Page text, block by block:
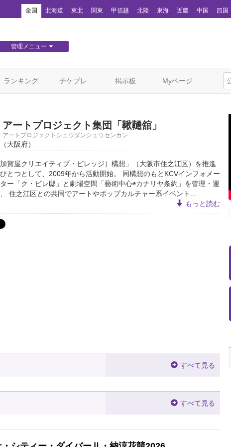
全国 北海道 東北 関東 甲信越 北陸 東海 近畿 中国 四国
管理メニュー
ランキング チケプレ 掲示板 Myページ
アートプロジェクト集団「鞦韆舘」
アートプロジェクトシュウダンシュウセンカン
（大阪府）
賀屋クリエイティブ・ビレッジ）構想」（大阪市住之江区）を推進
とつとして、2009年から活動開始。 同構想のもとKCVインフォメー
ー「ク・ビレ邸」と劇場空間「藝術中心◉カナリヤ条約」を管理・運
住之江区との共同でアートやポップカルチャー系イベント...
もっと読む
すべて見る
すべて見る